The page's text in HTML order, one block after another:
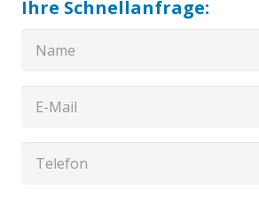
Ihre Schnellanfrage: